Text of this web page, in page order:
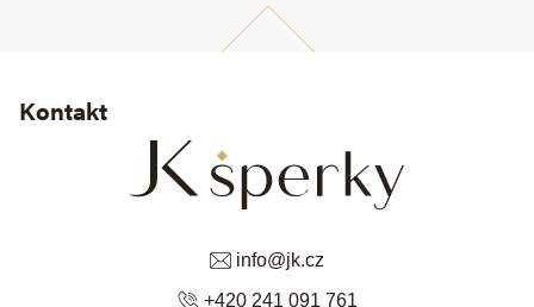
Kontakt
info@jk.cz
+420 241 091 761